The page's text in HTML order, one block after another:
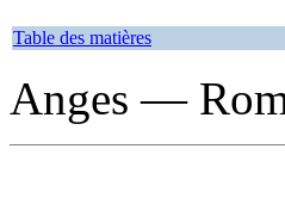
Table des matières
Anges —